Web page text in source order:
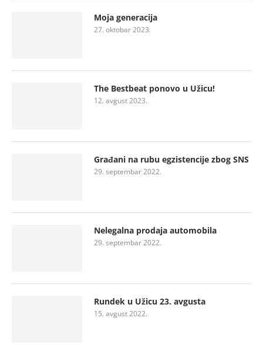
Moja generacija
27. oktobar 2023.
The Bestbeat ponovo u Užicu!
12. avgust 2023.
Građani na rubu egzistencije zbog SNS
29. septembar 2022.
Nelegalna prodaja automobila
29. septembar 2022.
Rundek u Užicu 23. avgusta
15. avgust 2022.